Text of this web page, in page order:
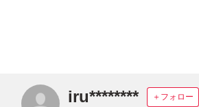
iru******** ＋フォロー